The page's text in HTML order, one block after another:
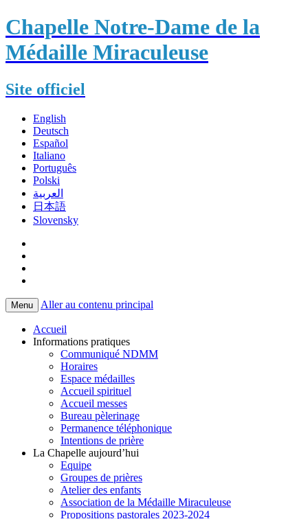
Chapelle Notre-Dame de la
Médaille Miraculeuse
Site officiel
English
Deutsch
Español
Italiano
Português
Polski
العربية
日本語
Slovensky
Menu Aller au contenu principal
Accueil
Informations pratiques
Communiqué NDMM
Horaires
Espace médailles
Accueil spirituel
Accueil messes
Bureau pèlerinage
Permanence téléphonique
Intentions de prière
La Chapelle aujourd’hui
Equipe
Groupes de prières
Atelier des enfants
Association de la Médaille Miraculeuse
Propositions pastorales 2023-2024